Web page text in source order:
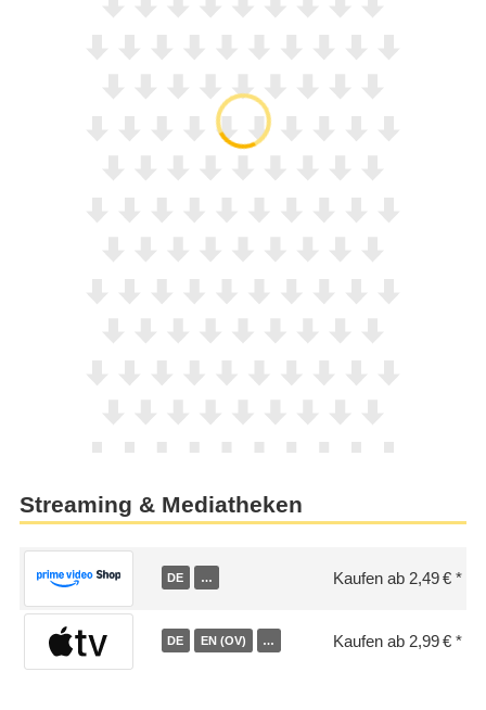
Streaming & Mediatheken
DE … Kaufen ab 2,49 €
DE EN (OV) … Kaufen ab 2,99 €